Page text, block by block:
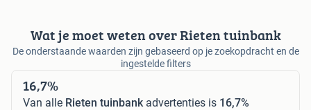
Wat je moet weten over Rieten tuinbank
De onderstaande waarden zijn gebaseerd op je zoekopdracht en de
ingestelde filters
16,7%
Van alle Rieten tuinbank advertenties is 16,7%